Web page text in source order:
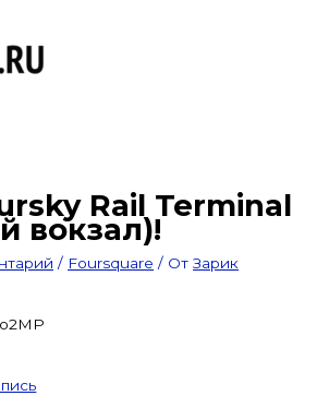
Rail Terminal
вокзал)!
/ Foursquare / ОтЗарик